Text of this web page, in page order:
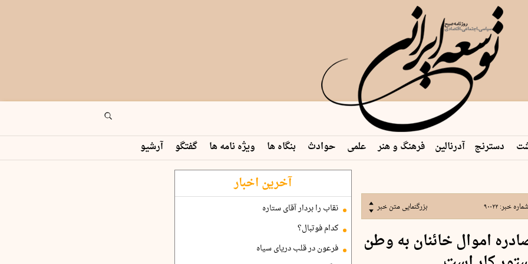
دسترنج آدرنالین فرهنگ و هنر علمی حوادث بنگاه ها ویژه نامه ها گفتگو آرشیو
شماره خبر:۹۰۰۲۲ بزرگنمایی متن خبر
اموال خائنان به وطن
آخرین اخبار
نقاب را بردار آقای ستاره
کدام فوتبال؟
فرعون در قلب دریای سیاه